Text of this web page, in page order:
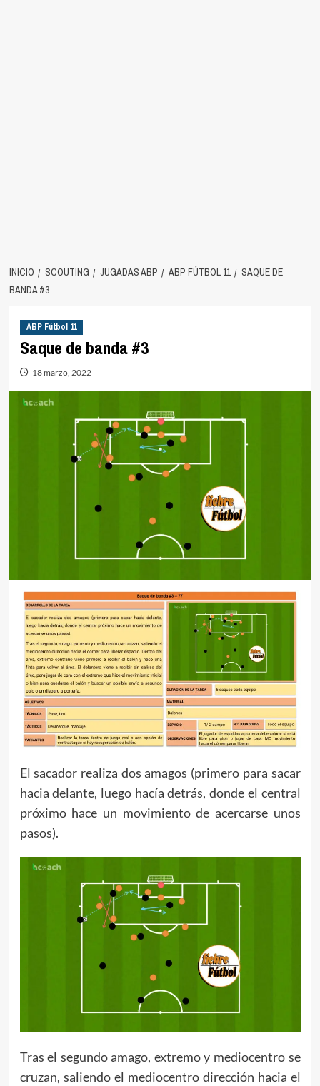
INICIO SCOUTING JUGADAS ABP ABP FÚTBOL 11
SAQUE DE
BANDA #3
ABP Fútbol 11
Saque de banda #3
18 marzo, 2022
El sacador realiza dos amagos (primero para sacar
hacia delante, luego hacía detrás, donde el central
próximo hace un movimiento de acercarse unos
pasos).
Tras el segundo amago, extremo y mediocentro se
cruzan, saliendo el mediocentro dirección hacia el